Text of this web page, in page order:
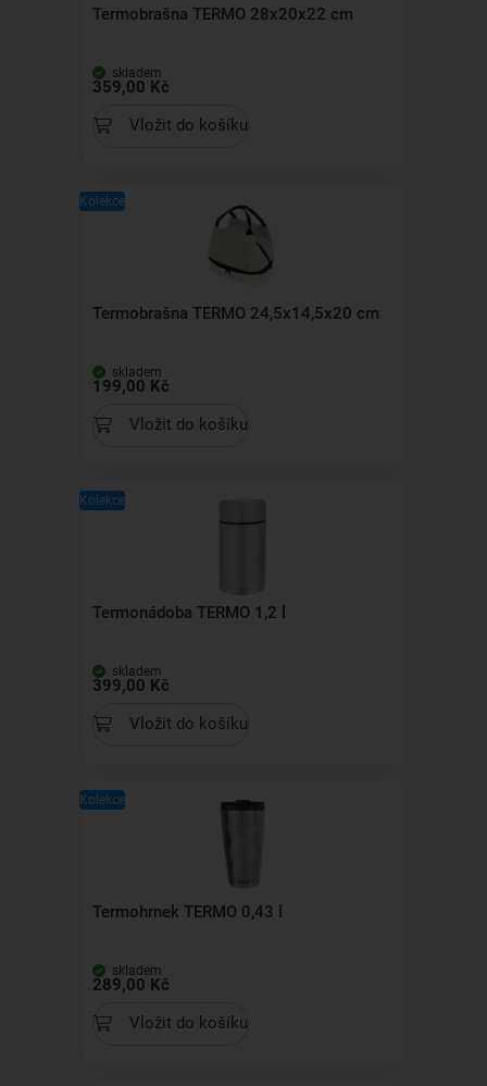
Termobrašna TERMO 28x20x22 cm
skladem
359,00 Kč
Vložit do košíku
Kolekce
Termobrašna TERMO 24,5x14,5x20 cm
skladem
199,00 Kč
Vložit do košíku
Kolekce
Termonádoba TERMO 1,2 l
skladem
399,00 Kč
Vložit do košíku
Kolekce
Termohrnek TERMO 0,43 l
skladem
289,00 Kč
Vložit do košíku